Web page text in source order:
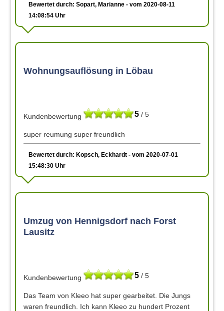
Bewertet durch: Sopart, Marianne - vom 2020-08-11
14:08:54 Uhr
Wohnungsauflösung in Löbau
5 / 5
Kundenbewertung
super reumung super freundlich
Bewertet durch: Kopsch, Eckhardt - vom 2020-07-01
15:48:30 Uhr
Umzug von Hennigsdorf nach Forst
Lausitz
5 / 5
Kundenbewertung
Das Team von Kleeo hat super gearbeitet. Die Jungs
waren freundlich. Ich kann Kleeo zu hundert Prozent